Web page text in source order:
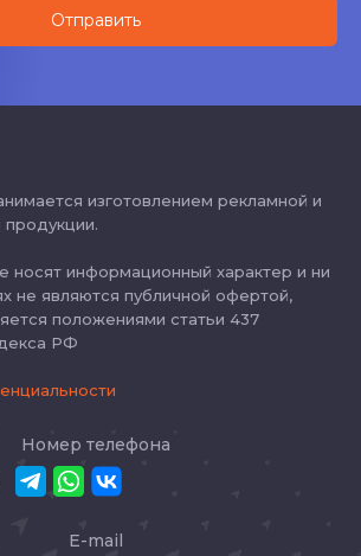
изготовлением рекламной и
носят информационный характер и ни
не являются публичной офертой,
положениями статьи 437
РФ
Номер телефона
E-mail